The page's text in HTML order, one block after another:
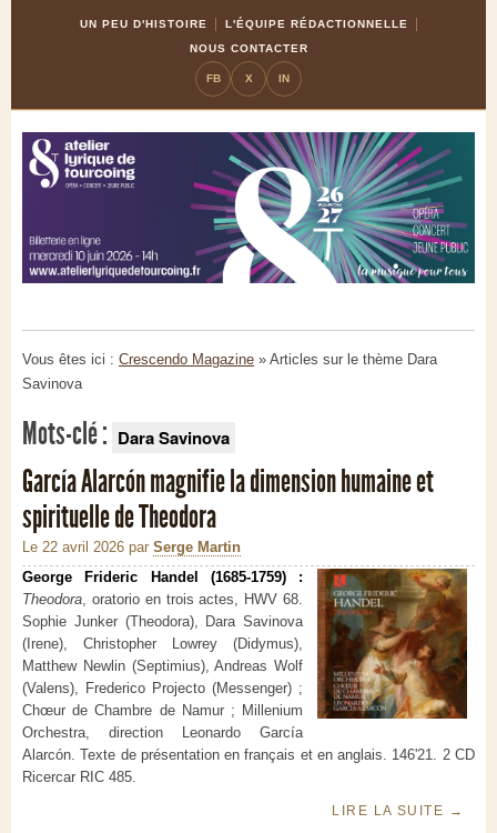
UN PEU D'HISTOIRE
L'ÉQUIPE RÉDACTIONNELLE
NOUS CONTACTER
FB X IN
Vous êtes ici : Crescendo Magazine » Articles sur le thème Dara
Savinova
Mots-clé : Dara Savinova
García Alarcón magnifie la dimension humaine et
spirituelle de Theodora
Le 22 avril 2026 par Serge Martin
George Frideric Handel (1685-1759) :
Theodora, oratorio en trois actes, HWV 68.
Sophie Junker (Theodora), Dara Savinova
(Irene), Christopher Lowrey (Didymus),
Matthew Newlin (Septimius), Andreas Wolf
(Valens), Frederico Projecto (Messenger) ;
Chœur de Chambre de Namur ; Millenium
Orchestra, direction Leonardo García
Alarcón. Texte de présentation en français et en anglais. 146'21. 2 CD
Ricercar RIC 485.
LIRE LA SUITE →